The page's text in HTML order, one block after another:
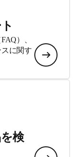
）、
に関す
検